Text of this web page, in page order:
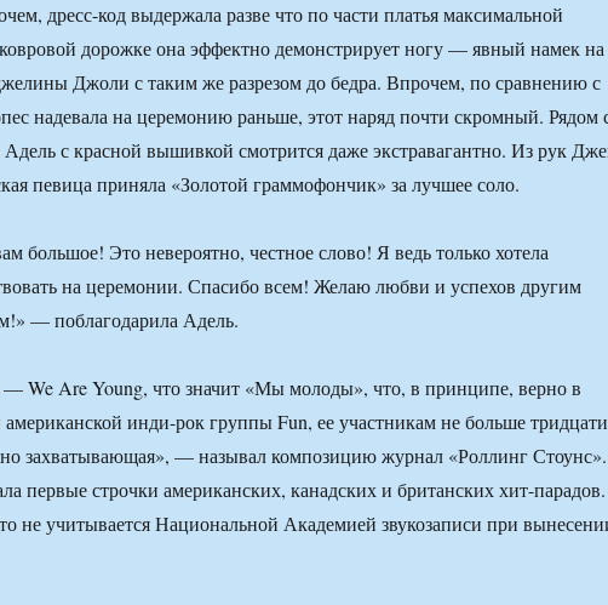
дресс-код выдержала разве что по части платья максимальной
дорожке она эффектно демонстрирует ногу — явный намек на
Джоли с таким же разрезом до бедра. Впрочем, по сравнению с
надевала на церемонию раньше, этот наряд почти скромный. Рядом
с красной вышивкой смотрится даже экстравагантно. Из рук
певица приняла «Золотой граммофончик» за лучшее соло.
большое! Это невероятно, честное слово! Я ведь только хотела
на церемонии. Спасибо всем! Желаю любви и успехов другим
— поблагодарила Адель.
— We Are Young, что значит «Мы молоды», что, в принципе, верно в
инди-рок группы Fun, ее участникам не больше
захватывающая», — называл композицию журнал «Роллинг Стоунс».
первые строчки американских, канадских и британских хит-парадов.
не учитывается Национальной Академией звукозаписи при